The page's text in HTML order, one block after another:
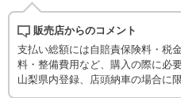
販売店からのコメント
支払い総額には自賠責保険料・税
料・整備費用など、購入の際に必
山梨県内登録、店頭納車の場合に限